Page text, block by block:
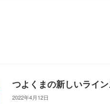
つよくまの新しいライ
2022年4月12日